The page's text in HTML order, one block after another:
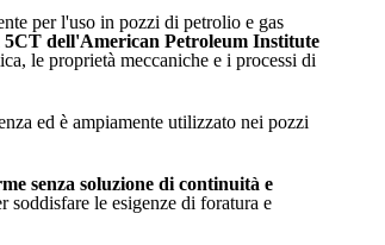
per l'uso in pozzi di petrolio e gas
5CT dell'American Petroleum Institute
le proprietà meccaniche e i processi di
ed è ampiamente utilizzato nei pozzi
senza soluzione di continuità e
soddisfare le esigenze di foratura e